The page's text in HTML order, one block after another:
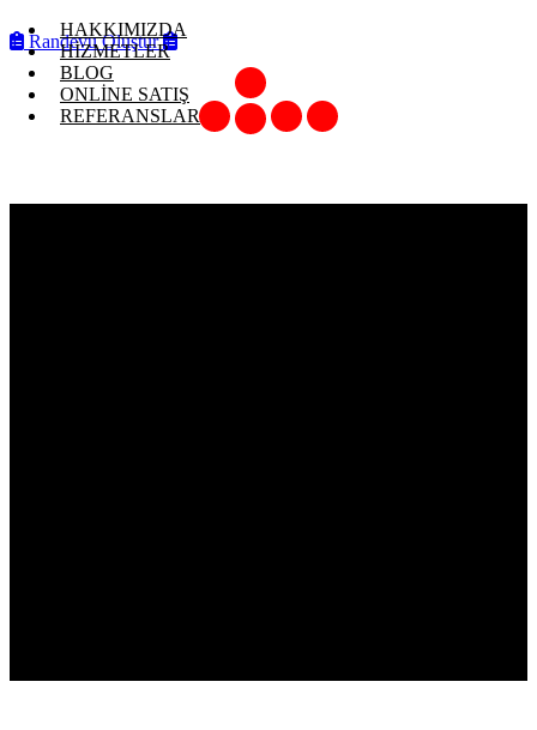
HAKKIMIZDA
HİZMETLER
BLOG
ONLİNE SATIŞ
REFERANSLAR
Randevu Oluştur